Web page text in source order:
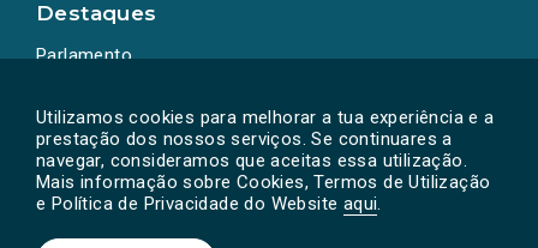
Utilizamos cookies para melhorar a tua experiência e a
prestação dos nossos serviços. Se continuares a
navegar, consideramos que aceitas essa utilização.
Mais informação sobre Cookies, Termos de Utilização
e Política de Privacidade do Website aqui.
Destaques
Parlamento